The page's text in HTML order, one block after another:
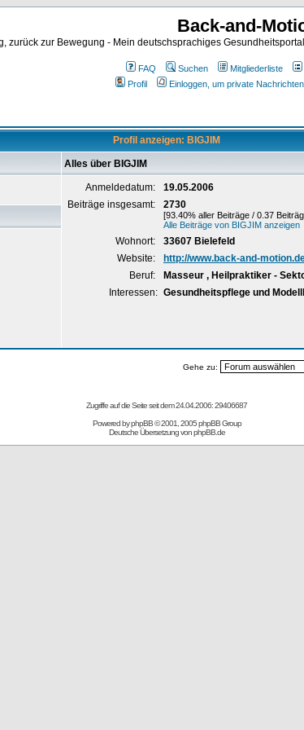
Back-and-
zurück zur Bewegung - Mein deutschsprachiges
FAQ Suchen Mitgliederliste
Profil
Einloggen, um private
Profil anzeigen: BIGJIM
Alles über BIGJIM
Anmeldedatum:
19.05.2006
Beiträge insgesamt:
2730
[93.40% aller Beiträge / 0.37
Alle Beiträge von BIGJIM anzeigen
Wohnort:
33607 Bielefeld
Website:
http://www.back-and-
Beruf:
Masseur , Heilpraktiker -
Interessen: Gesundheitspflege und
Gehe zu:
Zugriffe auf die Seite seit dem 24.04.2006: 29406687
Powered byphpBB© 2001, 2005 phpBB Group
Deutsche Übersetzung vonphpBB.de